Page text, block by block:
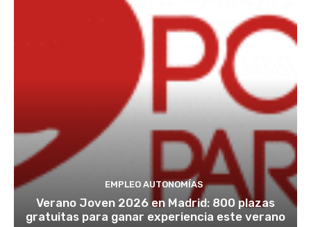
EMPLEO AUTONOMÍAS
Verano Joven 2026 en Madrid: 800 plazas
gratuitas para ganar experiencia este verano